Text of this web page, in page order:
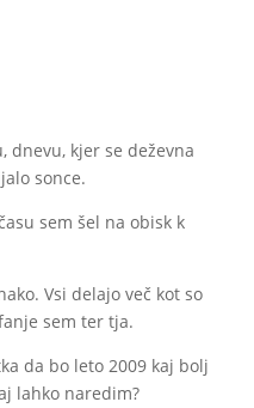
dnevu, kjer se deževna
sonce.
sem šel na obisk k
Vsi delajo več kot so
sem ter tja.
da bo leto 2009 kaj bolj
lahko naredim?